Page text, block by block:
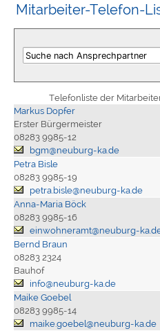
Mitarbeiter-Telefon-
Telefonliste der
Markus Dopfer
Erster Bürgermeister
08283 9985-12
bgm@neuburg-ka.de
Petra Bisle
08283 9985-19
petra.bisle@neuburg-ka.de
Anna-Maria Böck
08283 9985-16
einwohneramt@neuburg-
Bernd Braun
08283 2324
Bauhof
info@neuburg-ka.de
Maike Goebel
08283 9985-14
maike.goebel@neuburg-ka.de